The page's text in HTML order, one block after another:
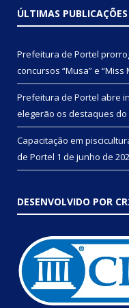
ÚLTIMAS PUBLICAÇÕES
Prefeitura de Portel
concursos “Musa” e “Miss
Prefeitura de Portel abre
elegerão os destaques do
Capacitação em
de Portel 1 de junho de
DESENVOLVIDO POR